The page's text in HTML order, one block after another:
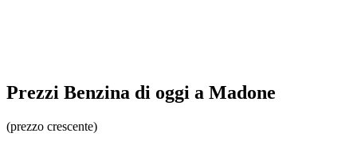
Prezzi Benzina di oggi a Madone
(prezzo crescente)